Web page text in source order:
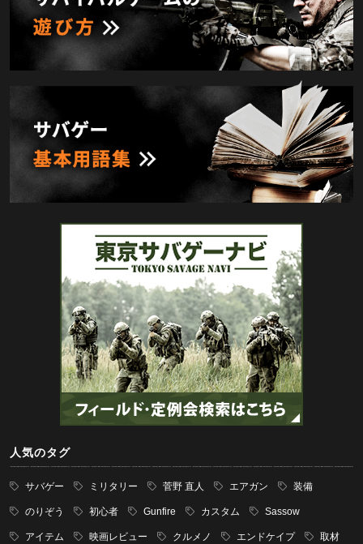
人気のタグ
サバゲー ミリタリー 菅野 直人 エアガン 装備
のりぞう 初心者 Gunfire カスタム Sassow
アイテム 映画レビュー クルメノ エンドケイプ 取材